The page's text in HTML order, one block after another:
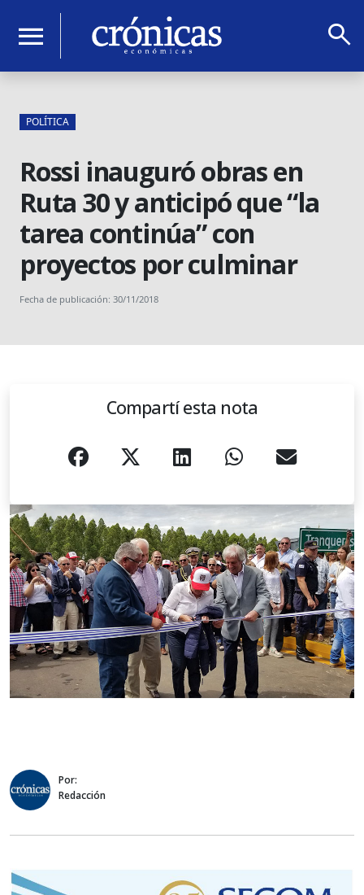
menu search
POLÍTICA
Rossi inauguró obras en
Ruta 30 y anticipó que “la
tarea continúa” con
proyectos por culminar
Fecha de publicación: 30/11/2018
Compartí esta nota
Por:
Redacción